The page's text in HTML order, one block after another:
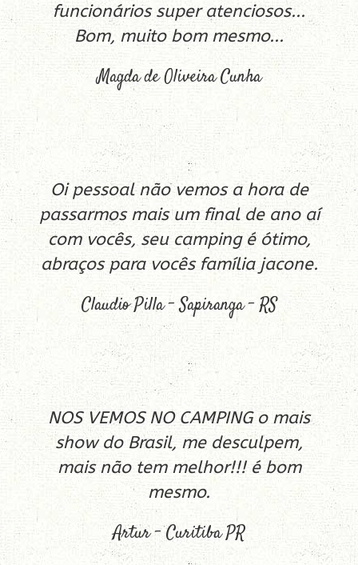
funcionários super atenciosos...
Bom, muito bom mesmo...
Magda de Oliveira Cunha
Oi pessoal não vemos a hora de
passarmos mais um final de ano aí
com vocês, seu camping é ótimo,
abraços para vocês família jacone.
Claudio Pilla – Sapiranga – RS
NOS VEMOS NO CAMPING o mais
show do Brasil, me desculpem,
mais não tem melhor!!! é bom
mesmo.
Artur – Curitiba PR